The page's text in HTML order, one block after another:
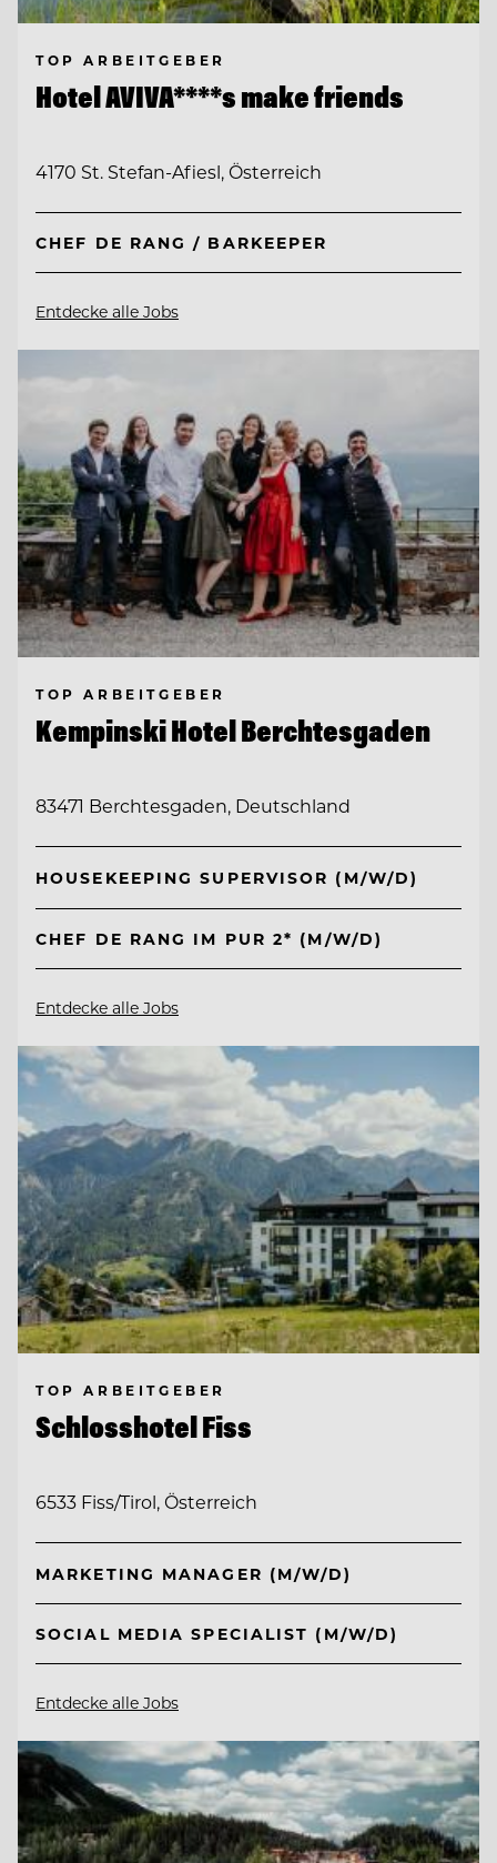
TOP ARBEITGEBER
Hotel AVIVA****s make friends
4170 St. Stefan-Afiesl, Österreich
CHEF DE RANG / BARKEEPER
Entdecke alle Jobs
TOP ARBEITGEBER
Kempinski Hotel Berchtesgaden
83471 Berchtesgaden, Deutschland
HOUSEKEEPING SUPERVISOR (M/W/D)
CHEF DE RANG IM PUR 2* (M/W/D)
Entdecke alle Jobs
TOP ARBEITGEBER
Schlosshotel Fiss
6533 Fiss/Tirol, Österreich
MARKETING MANAGER (M/W/D)
SOCIAL MEDIA SPECIALIST (M/W/D)
Entdecke alle Jobs